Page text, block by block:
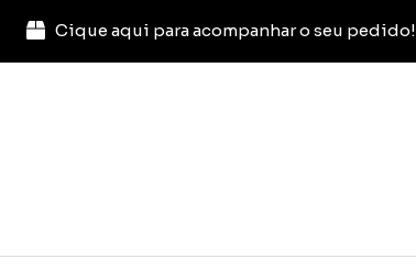
Cique aqui para acompanhar o seu pedido!